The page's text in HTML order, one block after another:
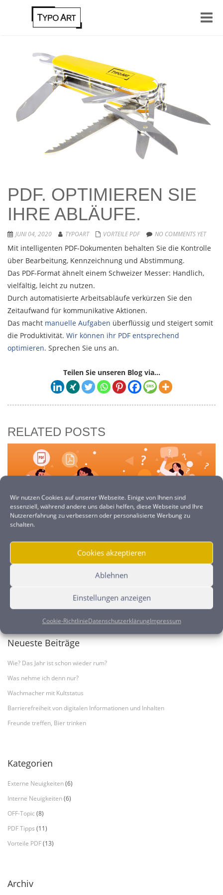
Wir nutzen Cookies auf unserer Webseite. Einige von Ihnen sind
essenziell, während andere uns dabei helfen, diese Webseite und Ihre
Nutzererfahrung zu verbessern oder personalisierte Werbung zu
schalten.
Cookies akzeptieren
Ablehnen
Einstellungen anzeigen
Cookie-RichtlinieDatenschutzerklärungImpressum
Toggle
PDF. OPTIMIEREN SIE
IHRE ABLÄUFE.
JUNI 04, 2020 TYPOART VORTEILE PDF NO COMMENTS YET
Mit intelligenten PDF-Dokumenten behalten Sie die Kontrolle
über Bearbeitung, Kennzeichnung und Abstimmung.
Das PDF-Format ähnelt einem Schweizer Messer: Handlich,
vielfältig, leicht zu nutzen.
Durch automatisierte Arbeitsabläufe verkürzen Sie den
Zeitaufwand für kommunikative Aktionen.
Das macht manuelle Aufgaben überflüssig und steigert somit
die Produktivität. Wir können ihr PDF entsprechend
optimieren. Sprechen Sie uns an.
Teilen Sie unseren Blog via...
RELATED POSTS
WAS NEHME ICH DENN NUR?
TYPOART
Suchen
Neueste Beiträge
Wie? Das Jahr ist schon wieder rum?
Was nehme ich denn nur?
Wachmacher mit Kultstatus
Barrierefreiheit von digitalen Informationen und Inhalten
Freunde treffen, Bier trinken
Kategorien
Externe Neuigkeiten(6)
Interne Neuigkeiten(6)
OFF-Topic (8)
PDF Tipps (11)
Vorteile PDF(13)
Archiv